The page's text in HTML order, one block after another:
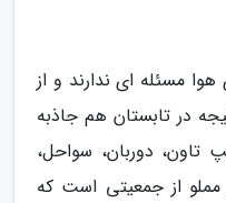
مسئله ای ندارند و از
در تابستان هم جاذبه
تاون، دوربان، سواحل،
از جمعیتی است که